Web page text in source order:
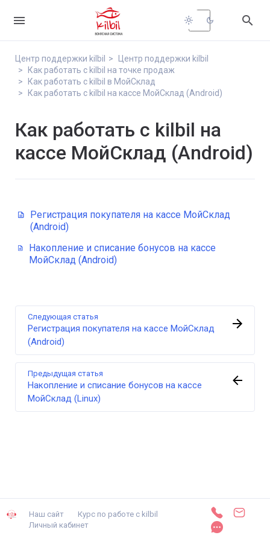
 light_mode dark_mode 
Центр поддержки kilbil
Центр поддержки kilbil
Как работать с kilbil на точке продаж
Как работать с kilbil в МойСклад
Как работать с kilbil на кассе МойСклад (Android)
Как работать с kilbil на
кассе МойСклад (Android)
Регистрация покупателя на кассе МойСклад
(Android)
Накопление и списание бонусов на кассе
МойСклад (Android)
Предыдущая статья
Накопление и списание бонусов на кассе
МойСклад (Linux)
Следующая статья
Регистрация покупателя на кассе МойСклад
(Android)
Наш сайт
Курс по работе с kilbil
Личный кабинет